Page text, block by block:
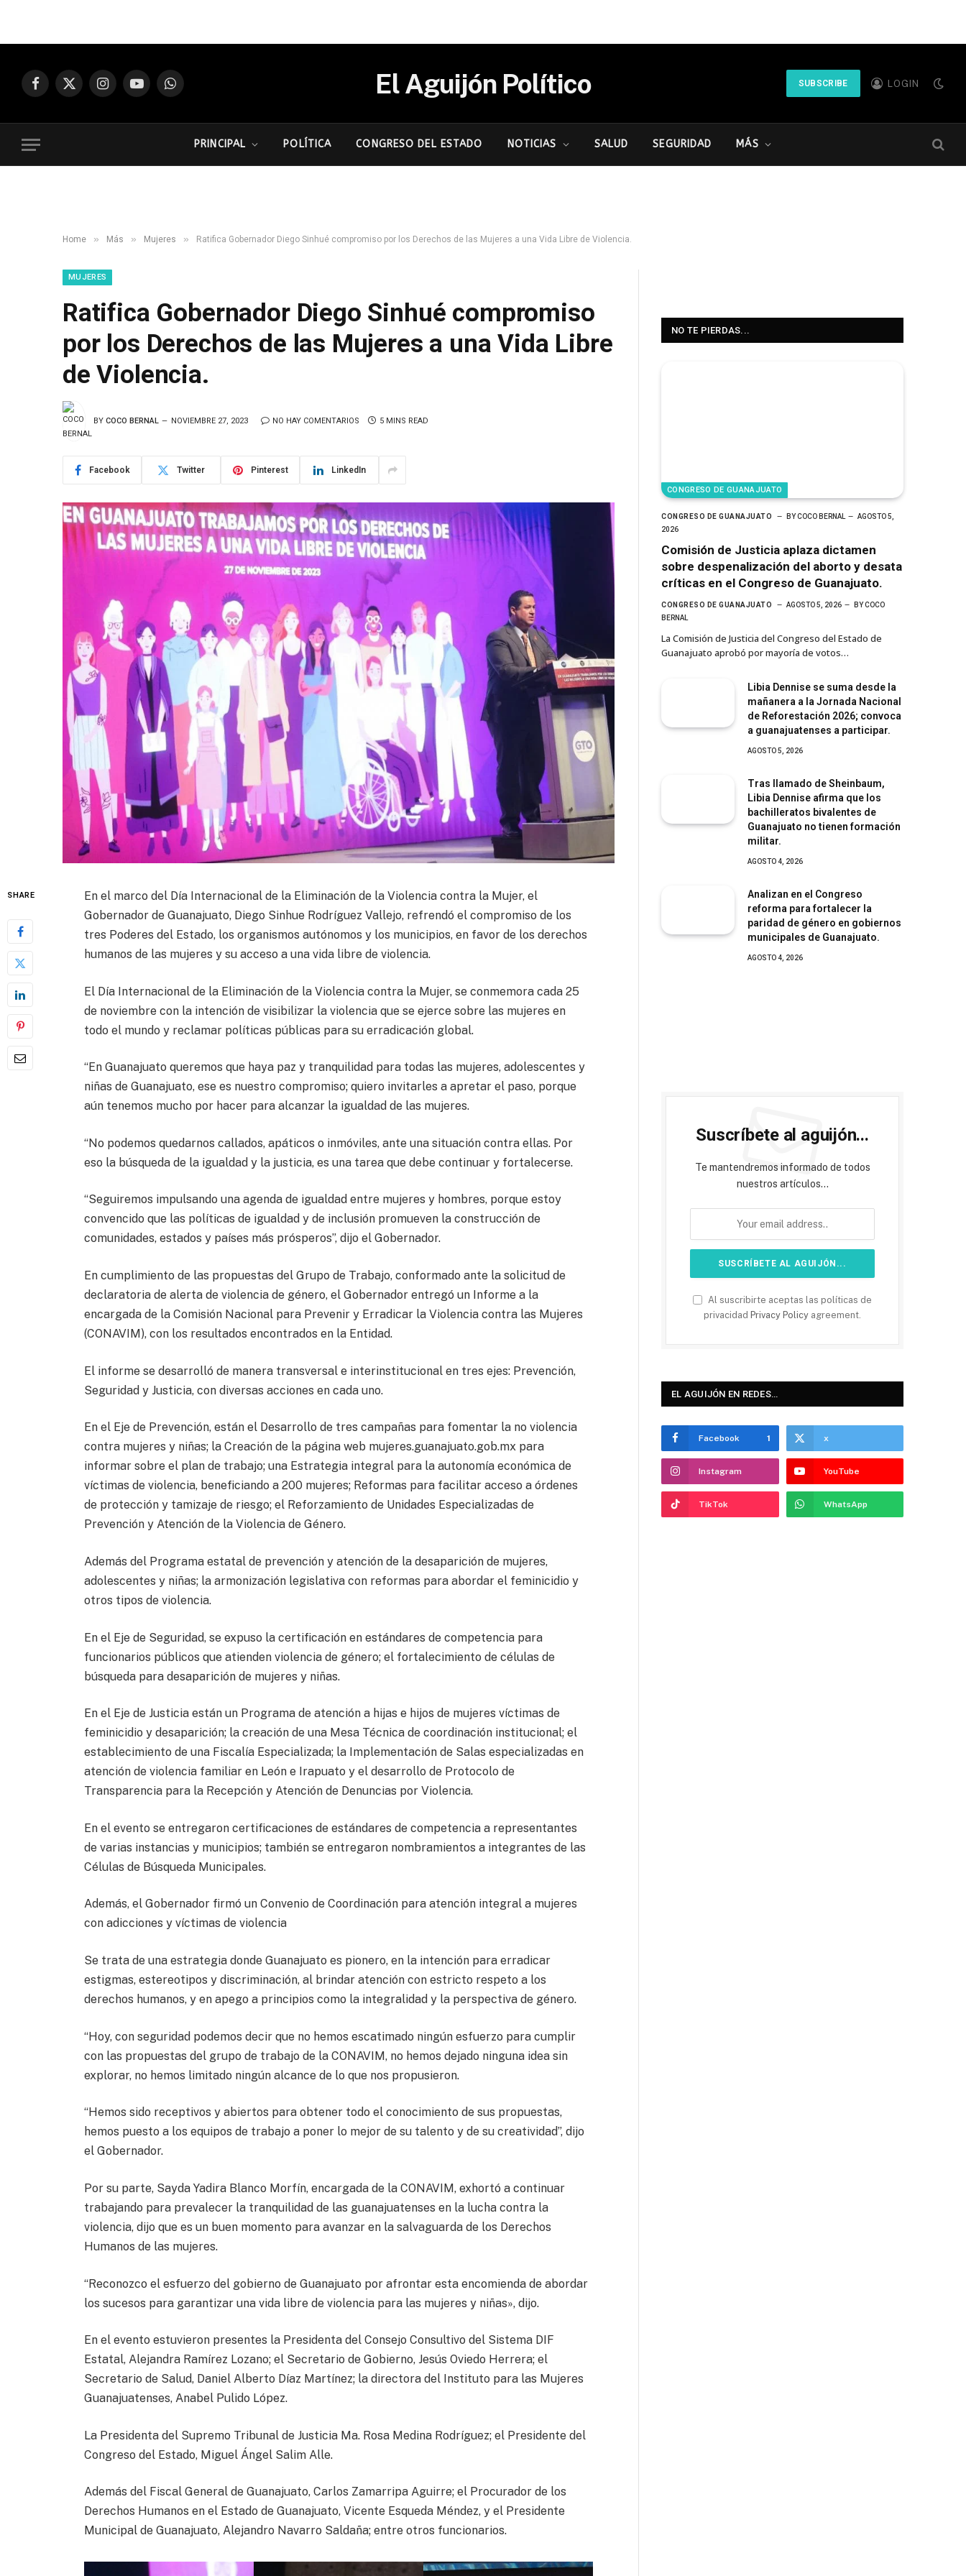
Facebook
X
InstagramYouTubeWhatsApp El Aguijón Político SUBSCRIBE LOGIN
PRINCIPAL POLÍTICA CONGRESO DEL ESTADO NOTICIAS SALUD SEGURIDAD MÁS
Home » Más » Mujeres » Ratifica Gobernador Diego Sinhué compromiso por los Derechos de las Mujeres a una Vida Libre de Violencia.
MUJERES
Ratifica Gobernador Diego Sinhué compromiso
por los Derechos de las Mujeres a una Vida Libre
de Violencia.
BY COCO BERNAL NOVIEMBRE 27, 2023 NO HAY COMENTARIOS 5 MINS READ
Facebook Twitter Pinterest LinkedIn
SHARE
En el marco del Día Internacional de la Eliminación de la Violencia contra la Mujer, el
Gobernador de Guanajuato, Diego Sinhue Rodríguez Vallejo, refrendó el compromiso de los
tres Poderes del Estado, los organismos autónomos y los municipios, en favor de los derechos
humanos de las mujeres y su acceso a una vida libre de violencia.
El Día Internacional de la Eliminación de la Violencia contra la Mujer, se conmemora cada 25
de noviembre con la intención de visibilizar la violencia que se ejerce sobre las mujeres en
todo el mundo y reclamar políticas públicas para su erradicación global.
“En Guanajuato queremos que haya paz y tranquilidad para todas las mujeres, adolescentes y
niñas de Guanajuato, ese es nuestro compromiso; quiero invitarles a apretar el paso, porque
aún tenemos mucho por hacer para alcanzar la igualdad de las mujeres.
“No podemos quedarnos callados, apáticos o inmóviles, ante una situación contra ellas. Por
eso la búsqueda de la igualdad y la justicia, es una tarea que debe continuar y fortalecerse.
“Seguiremos impulsando una agenda de igualdad entre mujeres y hombres, porque estoy
convencido que las políticas de igualdad y de inclusión promueven la construcción de
comunidades, estados y países más prósperos”, dijo el Gobernador.
En cumplimiento de las propuestas del Grupo de Trabajo, conformado ante la solicitud de
declaratoria de alerta de violencia de género, el Gobernador entregó un Informe a la
encargada de la Comisión Nacional para Prevenir y Erradicar la Violencia contra las Mujeres
(CONAVIM), con los resultados encontrados en la Entidad.
El informe se desarrolló de manera transversal e interinstitucional en tres ejes: Prevención,
Seguridad y Justicia, con diversas acciones en cada uno.
En el Eje de Prevención, están el Desarrollo de tres campañas para fomentar la no violencia
contra mujeres y niñas; la Creación de la página web mujeres.guanajuato.gob.mx para
informar sobre el plan de trabajo; una Estrategia integral para la autonomía económica de
víctimas de violencia, beneficiando a 200 mujeres; Reformas para facilitar acceso a órdenes
de protección y tamizaje de riesgo; el Reforzamiento de Unidades Especializadas de
Prevención y Atención de la Violencia de Género.
Además del Programa estatal de prevención y atención de la desaparición de mujeres,
adolescentes y niñas; la armonización legislativa con reformas para abordar el feminicidio y
otros tipos de violencia.
En el Eje de Seguridad, se expuso la certificación en estándares de competencia para
funcionarios públicos que atienden violencia de género; el fortalecimiento de células de
búsqueda para desaparición de mujeres y niñas.
En el Eje de Justicia están un Programa de atención a hijas e hijos de mujeres víctimas de
feminicidio y desaparición; la creación de una Mesa Técnica de coordinación institucional; el
establecimiento de una Fiscalía Especializada; la Implementación de Salas especializadas en
atención de violencia familiar en León e Irapuato y el desarrollo de Protocolo de
Transparencia para la Recepción y Atención de Denuncias por Violencia.
En el evento se entregaron certificaciones de estándares de competencia a representantes
de varias instancias y municipios; también se entregaron nombramientos a integrantes de las
Células de Búsqueda Municipales.
Además, el Gobernador firmó un Convenio de Coordinación para atención integral a mujeres
con adicciones y víctimas de violencia
Se trata de una estrategia donde Guanajuato es pionero, en la intención para erradicar
estigmas, estereotipos y discriminación, al brindar atención con estricto respeto a los
derechos humanos, y en apego a principios como la integralidad y la perspectiva de género.
“Hoy, con seguridad podemos decir que no hemos escatimado ningún esfuerzo para cumplir
con las propuestas del grupo de trabajo de la CONAVIM, no hemos dejado ninguna idea sin
explorar, no hemos limitado ningún alcance de lo que nos propusieron.
“Hemos sido receptivos y abiertos para obtener todo el conocimiento de sus propuestas,
hemos puesto a los equipos de trabajo a poner lo mejor de su talento y de su creatividad”, dijo
el Gobernador.
Por su parte, Sayda Yadira Blanco Morfín, encargada de la CONAVIM, exhortó a continuar
trabajando para prevalecer la tranquilidad de las guanajuatenses en la lucha contra la
violencia, dijo que es un buen momento para avanzar en la salvaguarda de los Derechos
Humanos de las mujeres.
“Reconozco el esfuerzo del gobierno de Guanajuato por afrontar esta encomienda de abordar
los sucesos para garantizar una vida libre de violencia para las mujeres y niñas», dijo.
En el evento estuvieron presentes la Presidenta del Consejo Consultivo del Sistema DIF
Estatal, Alejandra Ramírez Lozano; el Secretario de Gobierno, Jesús Oviedo Herrera; el
Secretario de Salud, Daniel Alberto Díaz Martínez; la directora del Instituto para las Mujeres
Guanajuatenses, Anabel Pulido López.
La Presidenta del Supremo Tribunal de Justicia Ma. Rosa Medina Rodríguez; el Presidente del
Congreso del Estado, Miguel Ángel Salim Alle.
Además del Fiscal General de Guanajuato, Carlos Zamarripa Aguirre; el Procurador de los
Derechos Humanos en el Estado de Guanajuato, Vicente Esqueda Méndez, y el Presidente
Municipal de Guanajuato, Alejandro Navarro Saldaña; entre otros funcionarios.
NO TE PIERDAS...
CONGRESO DE GUANAJUATO
CONGRESO DE GUANAJUATO BYCOCO BERNAL
AGOSTO 5,
2026
Comisión de Justicia aplaza dictamen
sobre despenalización del aborto y desata
críticas en el Congreso de Guanajuato.
CONGRESO DE GUANAJUATO AGOSTO 5, 2026 BYCOCO
BERNAL
La Comisión de Justicia del Congreso del Estado de
Guanajuato aprobó por mayoría de votos…
Libia Dennise se suma desde la
mañanera a la Jornada Nacional
de Reforestación 2026; convoca
a guanajuatenses a participar.
AGOSTO 5, 2026
Tras llamado de Sheinbaum,
Libia Dennise afirma que los
bachilleratos bivalentes de
Guanajuato no tienen formación
militar.
AGOSTO 4, 2026
Analizan en el Congreso
reforma para fortalecer la
paridad de género en gobiernos
municipales de Guanajuato.
AGOSTO 4, 2026
Suscríbete al aguijón...
Te mantendremos informado de todos
nuestros artículos...
Al suscribirte aceptas las políticas de
privacidad Privacy Policy agreement.
EL AGUIJÓN EN REDES…
Facebook 1 x
Instagram YouTube
TikTok WhatsApp